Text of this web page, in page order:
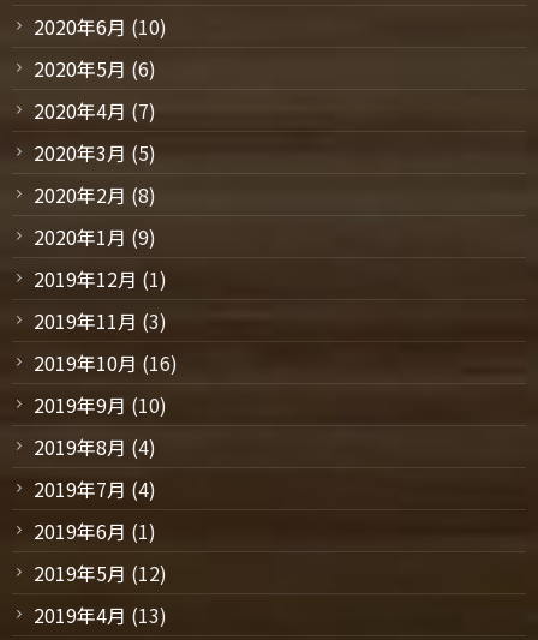
2020年6月 (10)
2020年5月 (6)
2020年4月 (7)
2020年3月 (5)
2020年2月 (8)
2020年1月 (9)
2019年12月 (1)
2019年11月 (3)
2019年10月 (16)
2019年9月 (10)
2019年8月 (4)
2019年7月 (4)
2019年6月 (1)
2019年5月 (12)
2019年4月 (13)